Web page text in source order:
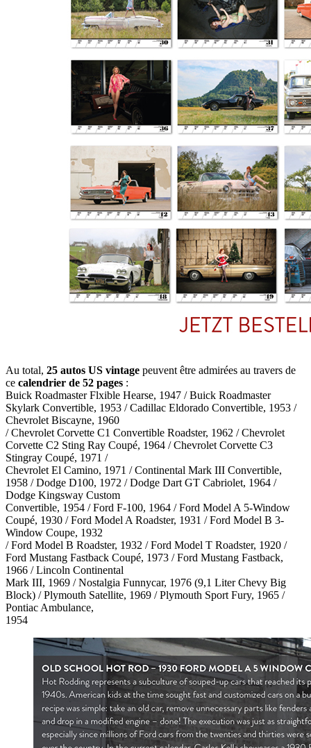
Au total, 25 autos US vintage peuvent être admirées au travers de
ce calendrier de 52 pages :
Buick Roadmaster Flxible Hearse, 1947 / Buick Roadmaster
Skylark Convertible, 1953 / Cadillac Eldorado Convertible, 1953 /
Chevrolet Biscayne, 1960
/ Chevrolet Corvette C1 Convertible Roadster, 1962 / Chevrolet
Corvette C2 Sting Ray Coupé, 1964 / Chevrolet Corvette C3
Stingray Coupé, 1971 /
Chevrolet El Camino, 1971 / Continental Mark III Convertible,
1958 / Dodge D100, 1972 / Dodge Dart GT Cabriolet, 1964 /
Dodge Kingsway Custom
Convertible, 1954 / Ford F-100, 1964 / Ford Model A 5-Window
Coupé, 1930 / Ford Model A Roadster, 1931 / Ford Model B 3-
Window Coupe, 1932
/ Ford Model B Roadster, 1932 / Ford Model T Roadster, 1920 /
Ford Mustang Fastback Coupé, 1973 / Ford Mustang Fastback,
1966 / Lincoln Continental
Mark III, 1969 / Nostalgia Funnycar, 1976 (9,1 Liter Chevy Big
Block) / Plymouth Satellite, 1969 / Plymouth Sport Fury, 1965 /
Pontiac Ambulance,
1954